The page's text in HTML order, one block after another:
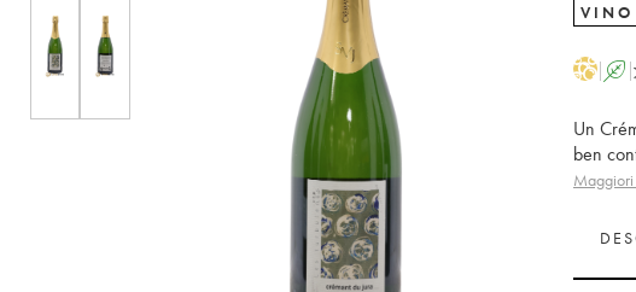
VINO
H A
Un
ben